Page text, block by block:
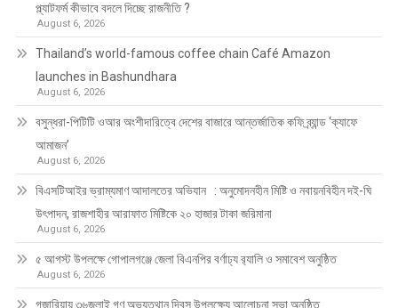
প্ল্যাটফর্ম কীভাবে বদলে দিচ্ছে রাজনীতি ?
August 6, 2026
Thailand’s world-famous coffee chain Café Amazon
launches in Bashundhara
August 6, 2026
বসুন্ধরা-পিটিটি ওআর অংশীদারিত্বে দেশের বাজারে আন্তর্জাতিক কফি ব্র্যান্ড ‘ক্যাফে
আমাজন’
August 6, 2026
বিএসটিআইর ভ্রাম্যমাণ আদালতের অভিযান : অনুমোদনহীন মিষ্টি ও নবায়নবিহীন দই-ঘি
উৎপাদন, রাজশাহীর আরাফাত মিষ্টিকে ২০ হাজার টাকা জরিমানা
August 6, 2026
৫ আগস্ট উপলক্ষে গোপালগঞ্জে জেলা বিএনপির বর্ণাঢ্য র‍্যালি ও সমাবেশ অনুষ্ঠিত
August 6, 2026
গজারিয়ায় ৩৬জুলাই গণ অভ্যুত্থান দিবস উপলক্ষ্যে আলোচনা সভা অনুষ্ঠিত